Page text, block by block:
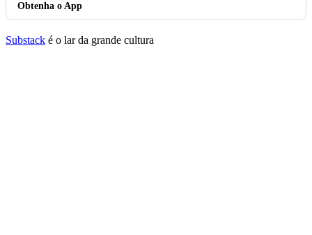
Obtenha o App
Substack é o lar da grande cultura